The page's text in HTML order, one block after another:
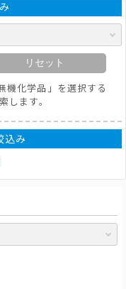
リセット
機化学品」を選択する
します。
込み